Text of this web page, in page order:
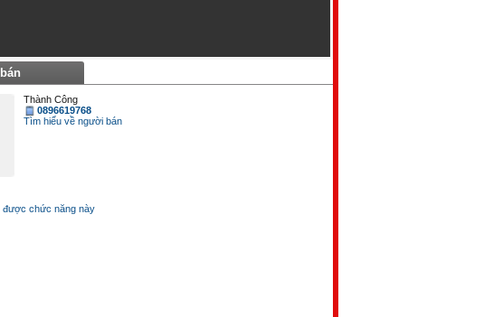
Thành Công
0896619768
Tìm hiểu về người bán
được chức năng này